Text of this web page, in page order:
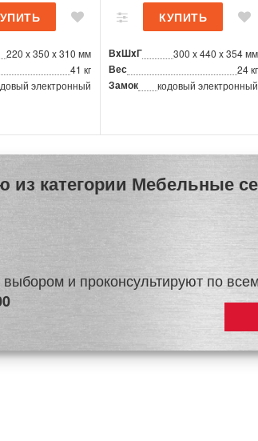
220 x 350 x 310 мм
41 кг
электронный
ВxШxГ 300 x 440 x 354 мм
Вес 24 кг
Замок кодовый электронный
из категории Мебельные
и проконсультируют по